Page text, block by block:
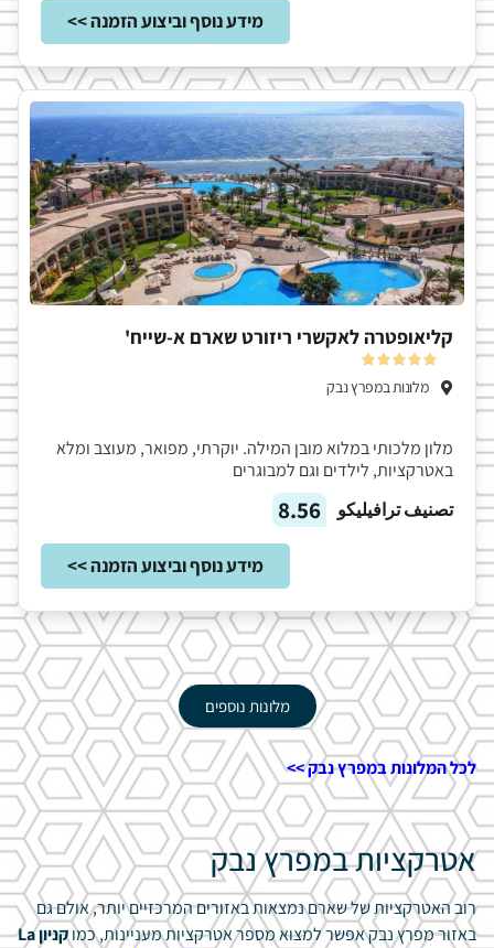
מידע נוסף וביצוע הזמנה >>
קליאופטרה לאקשרי ריזורט שארם א-שייח'





מלונות במפרץ נבק
מלון מלכותי במלוא מובן המילה. יוקרתי, מפואר, מעוצב ומלא
באטרקציות, לילדים וגם למבוגרים
تصنيف ترافيليكو
8.56
מידע נוסף וביצוע הזמנה >>
מלונות נוספים
לכל המלונות במפרץ נבק >>
אטרקציות במפרץ נבק
רוב האטרקציות של שארם נמצאות באזורים המרכזיים יותר, אולם גם
באזור מפרץ נבק אפשר למצוא מספר אטרקציות מעניינות, כמו
קניון La